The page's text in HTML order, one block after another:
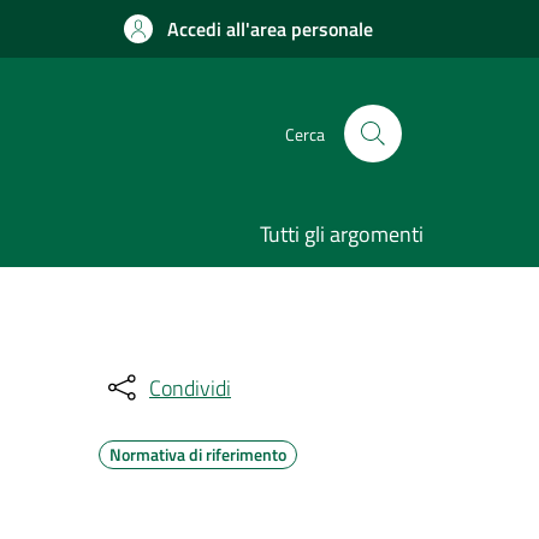
Accedi all'area personale
Cerca
Tutti gli argomenti
Condividi
Normativa di riferimento